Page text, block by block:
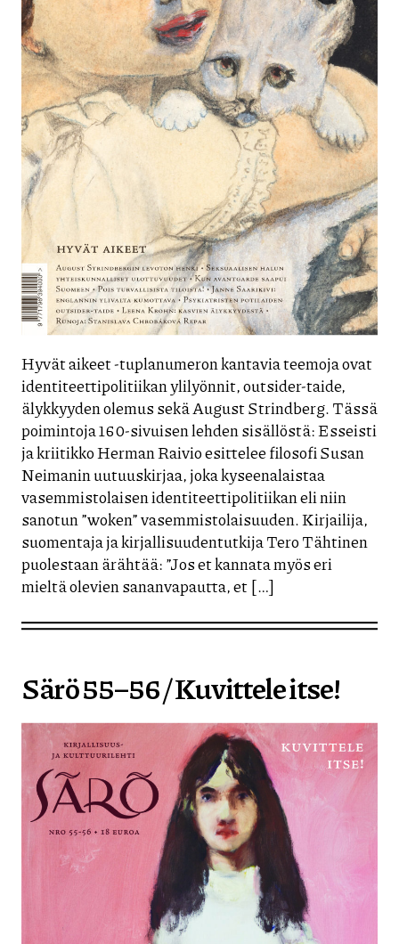
Hyvät aikeet -tuplanumeron kantavia teemoja ovat
identiteettipolitiikan ylilyönnit, outsider-taide,
älykkyyden olemus sekä August Strindberg. Tässä
poimintoja 160-sivuisen lehden sisällöstä: Esseisti
ja kriitikko Herman Raivio esittelee filosofi Susan
Neimanin uutuuskirjaa, joka kyseenalaistaa
vasemmistolaisen identiteettipolitiikan eli niin
sanotun ”woken” vasemmistolaisuuden. Kirjailija,
suomentaja ja kirjallisuudentutkija Tero Tähtinen
puolestaan ärähtää: ”Jos et kannata myös eri
mieltä olevien sananvapautta, et […]
Särö 55–56 / Kuvittele itse!